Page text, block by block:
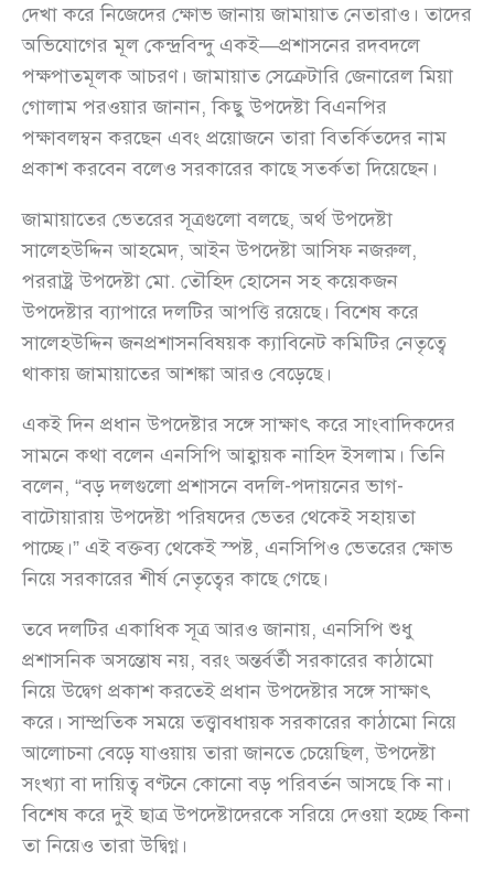
দেখা করে নিজেদের ক্ষোভ জানায় জামায়াত নেতারাও। তাদের
অভিযোগের মূল কেন্দ্রবিন্দু একই—প্রশাসনের রদবদলে
পক্ষপাতমূলক আচরণ। জামায়াত সেক্রেটারি জেনারেল মিয়া
গোলাম পরওয়ার জানান, কিছু উপদেষ্টা বিএনপির
পক্ষাবলম্বন করছেন এবং প্রয়োজনে তারা বিতর্কিতদের নাম
প্রকাশ করবেন বলেও সরকারের কাছে সতর্কতা দিয়েছেন।
জামায়াতের ভেতরের সূত্রগুলো বলছে, অর্থ উপদেষ্টা
সালেহউদ্দিন আহমেদ, আইন উপদেষ্টা আসিফ নজরুল,
পররাষ্ট্র উপদেষ্টা মো. তৌহিদ হোসেন সহ কয়েকজন
উপদেষ্টার ব্যাপারে দলটির আপত্তি রয়েছে। বিশেষ করে
সালেহউদ্দিন জনপ্রশাসনবিষয়ক ক্যাবিনেট কমিটির নেতৃত্বে
থাকায় জামায়াতের আশঙ্কা আরও বেড়েছে।
একই দিন প্রধান উপদেষ্টার সঙ্গে সাক্ষাৎ করে সাংবাদিকদের
সামনে কথা বলেন এনসিপি আহ্বায়ক নাহিদ ইসলাম। তিনি
বলেন, “বড় দলগুলো প্রশাসনে বদলি-পদায়নের ভাগ-
বাটোয়ারায় উপদেষ্টা পরিষদের ভেতর থেকেই সহায়তা
পাচ্ছে।” এই বক্তব্য থেকেই স্পষ্ট, এনসিপিও ভেতরের ক্ষোভ
নিয়ে সরকারের শীর্ষ নেতৃত্বের কাছে গেছে।
তবে দলটির একাধিক সূত্র আরও জানায়, এনসিপি শুধু
প্রশাসনিক অসন্তোষ নয়, বরং অন্তর্বর্তী সরকারের কাঠামো
নিয়ে উদ্বেগ প্রকাশ করতেই প্রধান উপদেষ্টার সঙ্গে সাক্ষাৎ
করে। সাম্প্রতিক সময়ে তত্ত্বাবধায়ক সরকারের কাঠামো নিয়ে
আলোচনা বেড়ে যাওয়ায় তারা জানতে চেয়েছিল, উপদেষ্টা
সংখ্যা বা দায়িত্ব বণ্টনে কোনো বড় পরিবর্তন আসছে কি না।
বিশেষ করে দুই ছাত্র উপদেষ্টাদেরকে সরিয়ে দেওয়া হচ্ছে কিনা
তা নিয়েও তারা উদ্বিগ্ন।